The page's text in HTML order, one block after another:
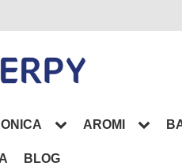
AROMI
BLOG